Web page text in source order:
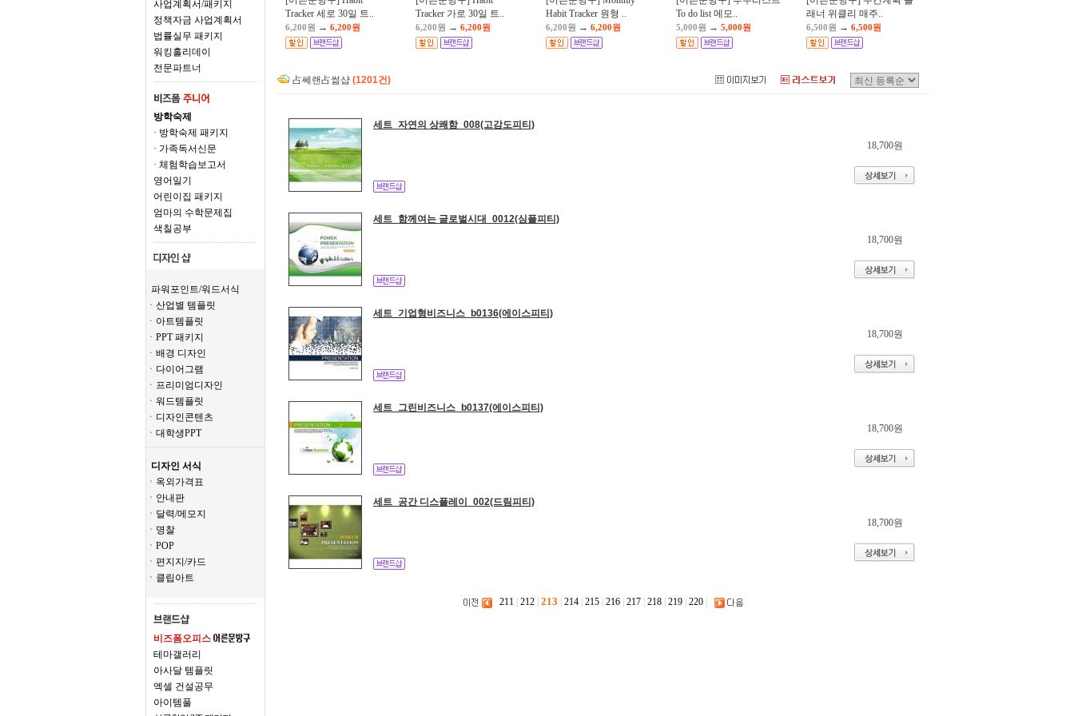
사업계획서/패키지
정책자금 사업계획서
법률실무 패키지
워킹홀리데이
전문파트너
방학숙제
· 방학숙제 패키지
· 가족독서신문
· 체험학습보고서
영어일기
어린이집 패키지
엄마의 수학문제집
색칠공부
파워포인트/워드서식
ㆍ산업별 템플릿
ㆍ아트템플릿
ㆍPPT 패키지
ㆍ배경 디자인
ㆍ다이어그램
ㆍ프리미엄디자인
ㆍ워드템플릿
ㆍ디자인콘텐츠
ㆍ대학생PPT
디자인 서식
ㆍ옥외가격표
ㆍ안내판
ㆍ달력/메모지
ㆍ명찰
ㆍPOP
ㆍ편지지/카드
ㆍ클립아트
비즈폼오피스
테마갤러리
아사달 템플릿
엑셀 건설공무
아이템풀
Tracker 세로 30일 트..
6,200원 → 6,200원
Tracker 가로 30일 트..
6,200원 → 6,200원
Habit Tracker 원형 ..
6,200원 → 6,200원
To do list 메모..
5,000원 → 5,000원
래너 위클리 매주..
6,500원 → 6,500원
占쎄랜占썲샵 (1201건)
세트_자연의 상쾌함_008(고감도피티)
18,700원
세트_함께여는 글로벌시대_0012(심플피티)
18,700원
세트_기업형비즈니스_b0136(에이스피티)
18,700원
세트_그린비즈니스_b0137(에이스피티)
18,700원
세트_공간 디스플레이_002(드림피티)
18,700원
211 212 213 214 215 216 217 218 219 220